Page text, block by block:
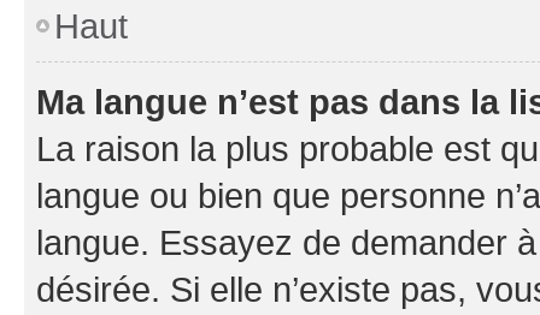
Haut
Ma langue n’est pas dans la
La raison la plus probable est
langue ou bien que personne
langue. Essayez de demander
désirée. Si elle n’existe pas,